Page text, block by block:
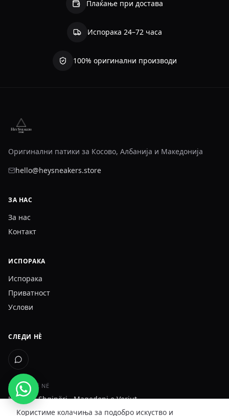
Плаќање при достава
Испорака 24–72 часа
100% оригинални производи
Оригинални патики за Косово, Албанија и Македонија
hello@heysneakers.store
ЗА НАС
За нас
Контакт
ИСПОРАКА
Испорака
Приватност
Услови
СЛЕДИ НÈ
DËRGOJMË NË
Kosovë · Shqipëri · Maqedoni e Veriut
Користиме колачиња за подобро искуство и